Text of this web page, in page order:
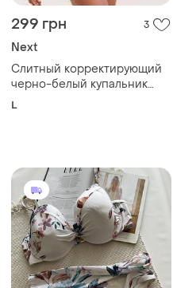
299 грн 3
Next
Слитный корректирующий
черно-белый купальник
бандо с эффектом
L